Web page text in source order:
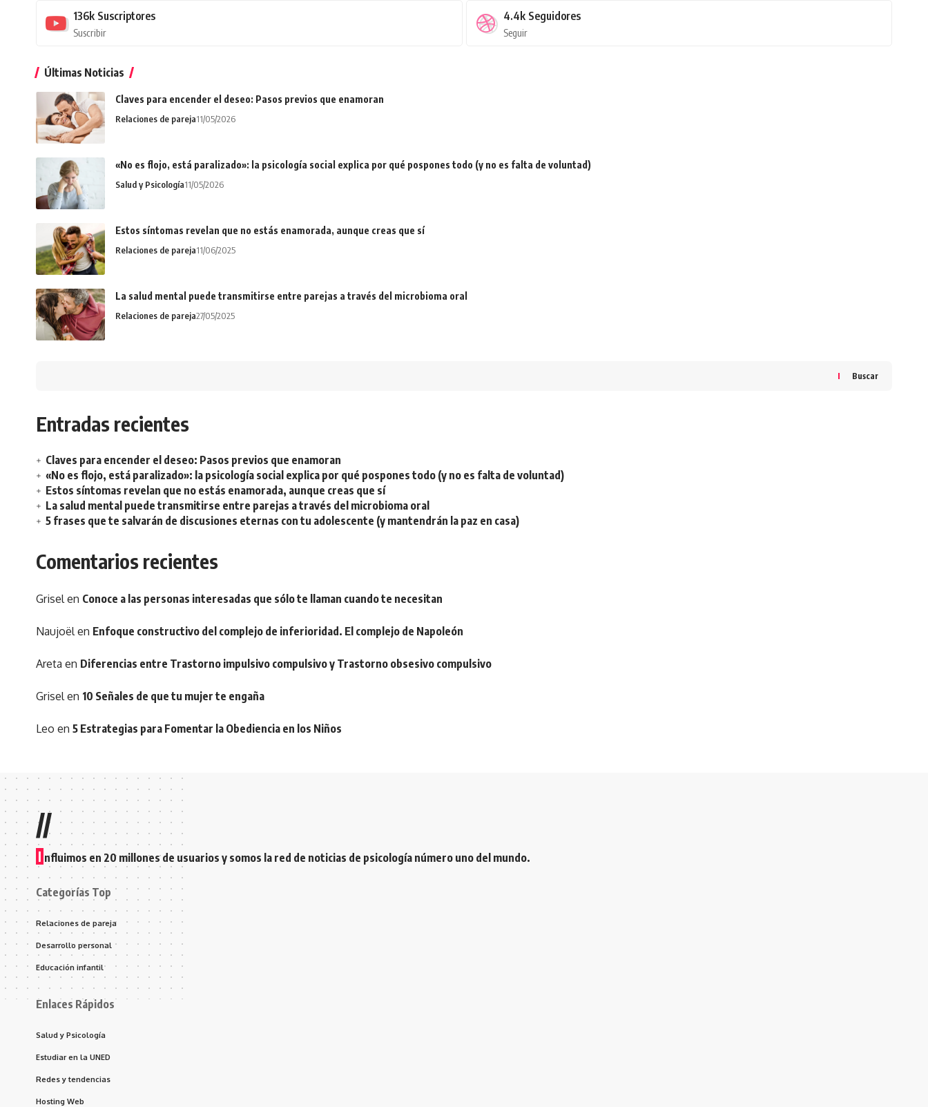
136k Suscriptores
Suscribir
4.4k Seguidores
Seguir
Últimas Noticias
Claves para encender el deseo: Pasos previos que enamoran
Relaciones de pareja11/05/2026
«No es flojo, está paralizado»: la psicología social explica por qué pospones todo (y no es falta de voluntad)
Salud y Psicología11/05/2026
Estos síntomas revelan que no estás enamorada, aunque creas que sí
Relaciones de pareja11/06/2025
La salud mental puede transmitirse entre parejas a través del microbioma oral
Relaciones de pareja27/05/2025
Buscar
Entradas recientes
Claves para encender el deseo: Pasos previos que enamoran
«No es flojo, está paralizado»: la psicología social explica por qué pospones todo (y no es falta de voluntad)
Estos síntomas revelan que no estás enamorada, aunque creas que sí
La salud mental puede transmitirse entre parejas a través del microbioma oral
5 frases que te salvarán de discusiones eternas con tu adolescente (y mantendrán la paz en casa)
Comentarios recientes
Griselen Conoce a las personas interesadas que sólo te llaman cuando te necesitan
Naujoëlen Enfoque constructivo del complejo de inferioridad. El complejo de Napoleón
Areta en Diferencias entre Trastorno impulsivo compulsivo y Trastorno obsesivo compulsivo
Griselen 10 Señales de que tu mujer te engaña
Leo en 5 Estrategias para Fomentar la Obediencia en los Niños
//
I nfluimos en 20 millones de usuarios y somos la red de noticias de psicología número uno del mundo.
Categorías Top
Relaciones de pareja
Desarrollo personal
Educación infantil
Enlaces Rápidos
Salud y Psicología
Estudiar en la UNED
Redes y tendencias
Hosting Web